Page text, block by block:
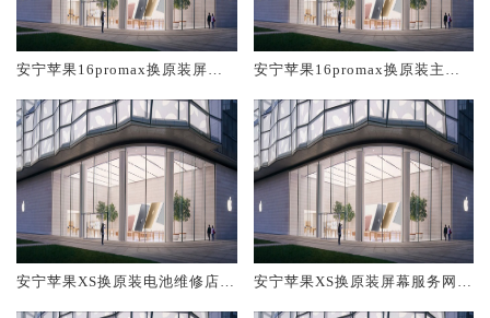
安宁苹果16promax换原装屏幕
安宁苹果16promax换原装主板
安宁苹果XS换原装电池维修店大
安宁苹果XS换原装屏幕服务网点